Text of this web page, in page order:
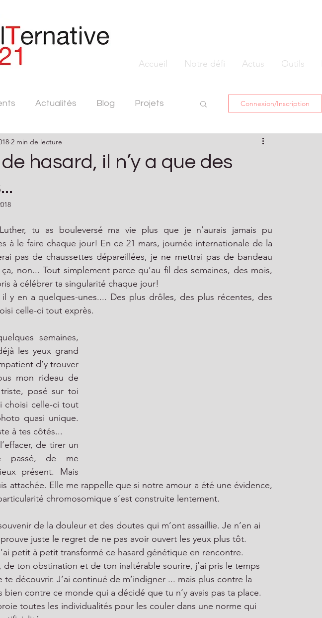
Accueil Notre défi Actus Outils
Actualités Blog Projets Connexion/Inscription
de hasard, il n’y a que des
2 min de lecture
tu as bouleversé ma vie plus que je n’aurais jamais pu
à le faire chaque jour! En ce 21 mars, journée internationale de la
pas de chaussettes dépareillées, je ne mettrai pas de bandeau
non... Tout simplement parce qu’au fil des semaines, des mois,
à célébrer ta singularité chaque jour!
y en a quelques-unes.... Des plus drôles, des plus récentes, des
celle-ci tout exprès.
semaines,
les yeux grand
d’y trouver
mon rideau de
posé sur toi
choisi celle-ci tout
quasi unique.
à tes côtés...
de tirer un
passé, de me
présent. Mais
attachée. Elle me rappelle que si notre amour a été une évidence,
chromosomique s’est construite lentement.
de la douleur et des doutes qui m’ont assaillie. Je n’en ai
juste le regret de ne pas avoir ouvert les yeux plus tôt.
petit à petit transformé ce hasard génétique en rencontre.
ton obstination et de ton inaltérable sourire, j’ai pris le temps
découvrir. J’ai continué de m’indigner ... mais plus contre la
bien contre ce monde qui a décidé que tu n’y avais pas ta place.
toutes les individualités pour les couler dans une norme qui